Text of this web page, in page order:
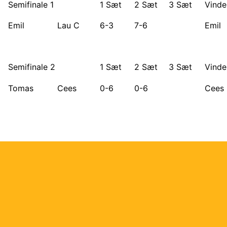
Semifinale 1 1 Sæt 2 Sæt 3 Sæt
Emil Lau C 6-3 7-6 Emil
Semifinale 2 1 Sæt 2 Sæt 3 Sæt
Tomas Cees 0-6 0-6 Cees